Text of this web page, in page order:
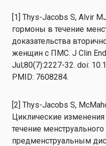
[1] Thys-Jacobs S, Alvir
гормоны в течение
доказательства
женщин с ПМС. J Clin
Jul;80(7):2227-32. doi:
PMID: 7608284.
[2] Thys-Jacobs S,
Циклические
течение
предменструальным